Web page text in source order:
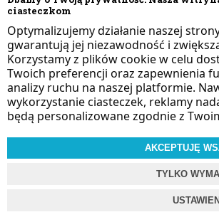
ciasteczkom
Optymalizujemy działanie naszej
gwarantują jej niezawodność i
Korzystamy z plików cookie w celu
Twoich preferencji oraz zapewnienia
analizy ruchu na naszej platformie.
wykorzystanie ciasteczek, reklamy
będą personalizowane zgodnie z
AKCEPTUJĘ
TYLKO